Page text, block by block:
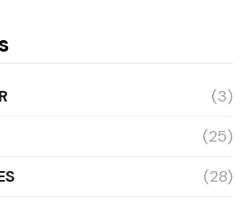
(3)
(25)
(28)